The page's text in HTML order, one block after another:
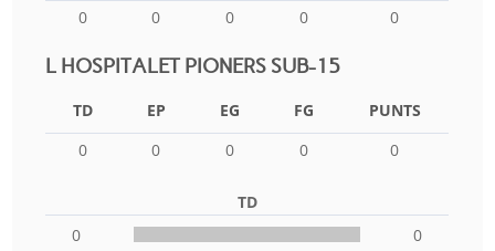
0
0 0 0 0
L HOSPITALET PIONERS SUB-15
TD EP EG FG
PUNTS
0
0 0 0 0
TD
0
0